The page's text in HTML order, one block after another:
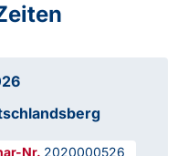
2020000526